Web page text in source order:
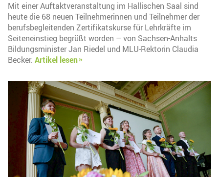
Mit einer Auftaktveranstaltung im Hallischen Saal sind
heute die 68 neuen Teilnehmerinnen und Teilnehmer der
berufsbegleitenden Zertifikatskurse für Lehrkräfte im
Seiteneinstieg begrüßt worden – von Sachsen-Anhalts
Bildungsminister Jan Riedel und MLU-Rektorin Claudia
Becker. Artikel lesen